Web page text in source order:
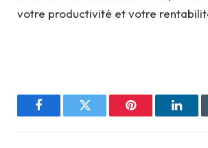
votre productivité et votre
FacebookTwitter Pinterest